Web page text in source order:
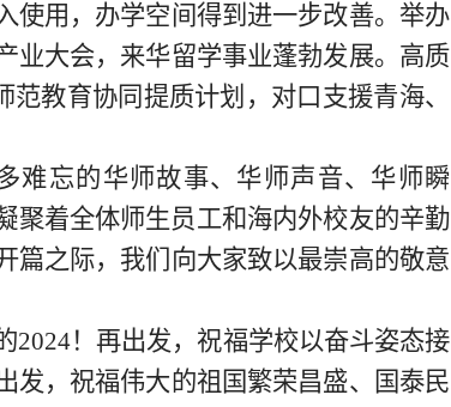
使用，办学空间得到进一步改善。举办
业大会，来华留学事业蓬勃发展。高质
教育协同提质计划，对口支援青海、
忘的华师故事、华师声音、华师瞬
着全体师生员工和海内外校友的辛勤
篇之际，我们向大家致以最崇高的敬意
！再出发，祝福学校以奋斗姿态接
发，祝福伟大的祖国繁荣昌盛、国泰民